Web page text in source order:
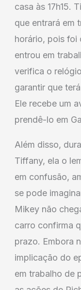
casa às 17h15.
que entrará em
horário, pois foi
entrou em
verifica o
garantir que
Ele recebe um
prendê-lo em
Além disso,
Tiffany, ela o
em confusão,
se pode
Mikey não
carro confirma
prazo. Embora
implicação do
em trabalho de